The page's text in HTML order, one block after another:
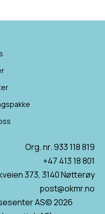
Org. nr. 933 118 819
+47 413 18 801
373, 3140 Nøtterøy
post@okmr.no
AS© 2026